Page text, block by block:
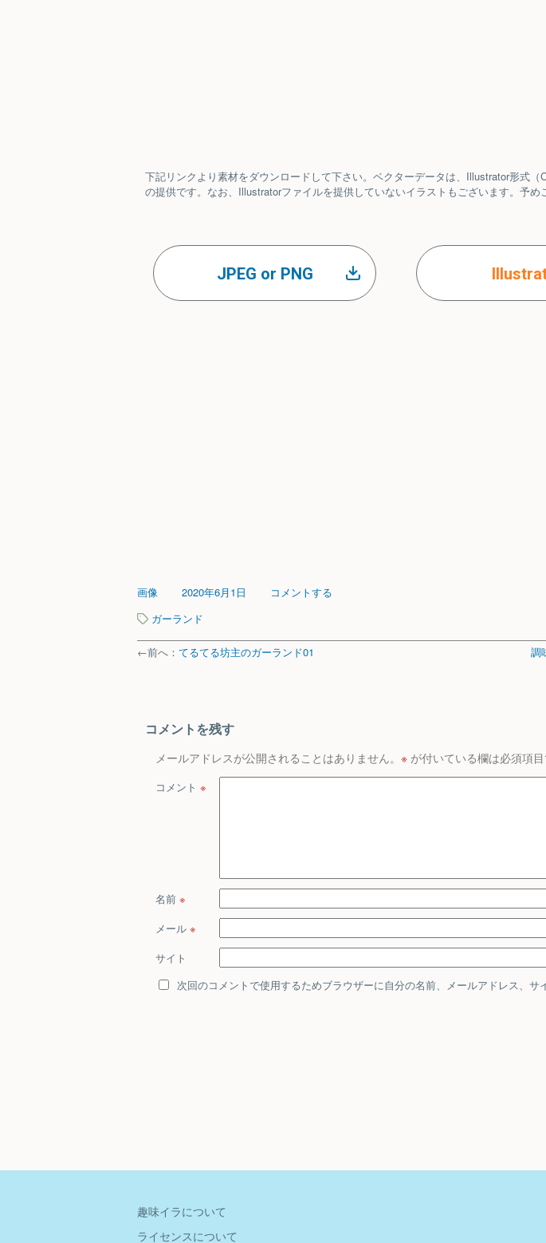
下記リンクより素材をダウンロードして下さい。ベクターデータは、Illustrator形式（
の提供です。なお、Illustratorファイルを提供していないイラストもございます。予め
JPEG or PNG
画像 2020年6月1日
コメントする
ガーランド
←前へ： てるてる坊主のガーランド01 調
コメントを残す
メールアドレスが公開されることはありません。 ※ が付いている欄は必須項
コメント ※
名前 ※
メール ※
サイト
次回のコメントで使用するためブラウザーに自分の名前、メールアドレス、サ
趣味イラについて
ライセンスについて